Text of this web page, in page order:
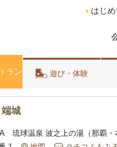
はじ
ラン 遊び・体験
城
琉球温泉 波之上の湯（那覇・